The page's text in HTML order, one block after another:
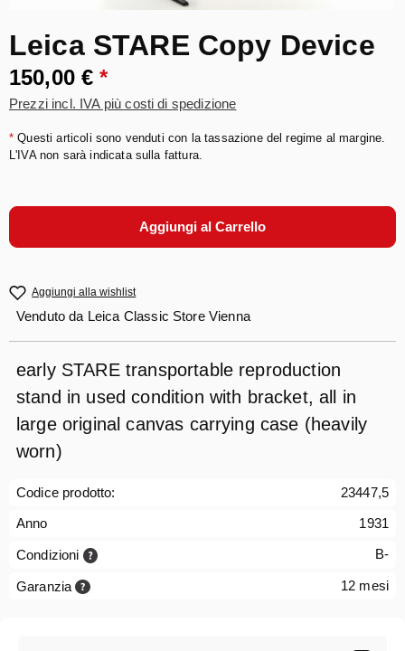
Leica STARE Copy Device
150,00 €*
Prezzi incl. IVA più costi di spedizione
* Questi articoli sono venduti con la tassazione del regime al margine.
L'IVA non sarà indicata sulla fattura.
Aggiungi al Carrello
Aggiungi alla wishlist
Venduto da Leica Classic Store Vienna
early STARE transportable reproduction
stand in used condition with bracket, all in
large original canvas carrying case (heavily
worn)
Codice prodotto:
23447,5
Anno
1931
Condizioni B-
Garanzia 12 mesi